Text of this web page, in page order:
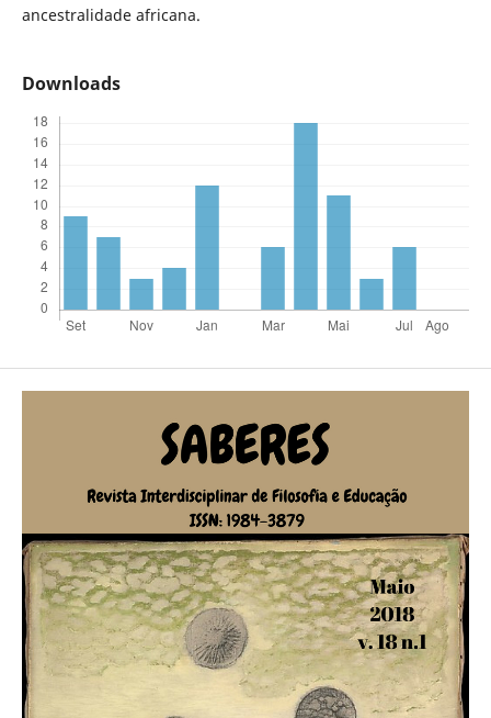
ancestralidade africana.
Downloads